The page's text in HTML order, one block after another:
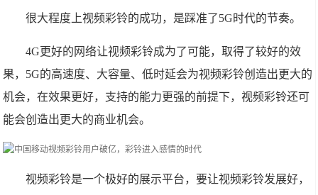
很大程度上视频彩铃的成功，是踩准了5G时代的节奏。
4G更好的网络让视频彩铃成为了可能，取得了较好的效
果，5G的高速度、大容量、低时延会为视频彩铃创造出更大的
机会，在效果更好，支持的能力更强的前提下，视频彩铃还可
能会创造出更大的商业机会。
视频彩铃是一个极好的展示平台，要让视频彩铃发展好，